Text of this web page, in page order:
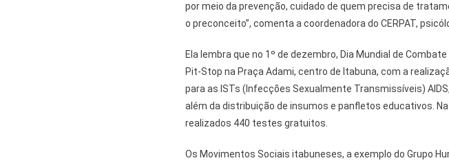
por meio da prevenção, cuidado de quem precisa de
o preconceito”, comenta a coordenadora do CERPAT,
Ela lembra que no 1º de dezembro, Dia Mundial de
Pit-Stop na Praça Adami, centro de Itabuna, com a
para as ISTs (Infecções Sexualmente Transmissíveis)
além da distribuição de insumos e panfletos educativos.
realizados 440 testes gratuitos.
Os Movimentos Sociais itabuneses, a exemplo do Grupo